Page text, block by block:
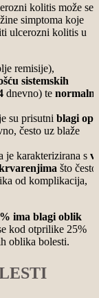
kolitis može se
simptoma koje
ulcerozni kolitis u
remisije),
sistemskih
dnevno) te
su prisutni blagi
često uz blaže
je karakterizirana s
što često
od komplikacija,
ima blagi oblik
kod otprilike 25%
oblika bolesti.